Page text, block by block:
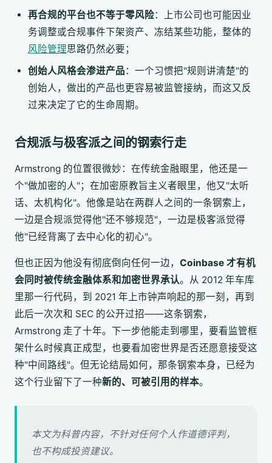
再合规的平台也不等于零风险：上市公司也可能因业
务调整或合规事件下架资产、冻结某些功能，整体的
风险管理思路仍然必要；
创始人风格会渗进产品：一个习惯把"规则讲清楚"的
创始人，做出的产品也更容易被监管接纳，而这又反
过来决定了它的生命周期。
合规派与极客派之间的钢索行走
Armstrong 的位置很微妙：在传统金融眼里，他还是一
个"做加密的人"；在加密原教旨主义者眼里，他又"太听
话、太机构化"。他像是站在两群人之间的一条钢索上，
一边是合规派觉得他"还不够规范"，一边是极客派觉得
他"已经背离了去中心化的初心"。
但也正因为他没有彻底倒向任何一边， Coinbase 才有机
会同时被传统金融体系和加密世界承认。从 2012 年车库
里那一行代码，到 2021 年上市钟声响起的那一刻，再到
此后一次次和 SEC 的公开过招——这条钢索，
Armstrong 走了十年。下一步他能走到哪里，要看监管框
架什么时候真正成型，也要看加密世界是否还愿意接受这
种"中间路线"。但无论结局如何，那条钢索本身，已经为
这个行业留下了一种新的、可被引用的样本。
本文为科普内容，不针对任何个人作道德评判，
也不构成投资建议。